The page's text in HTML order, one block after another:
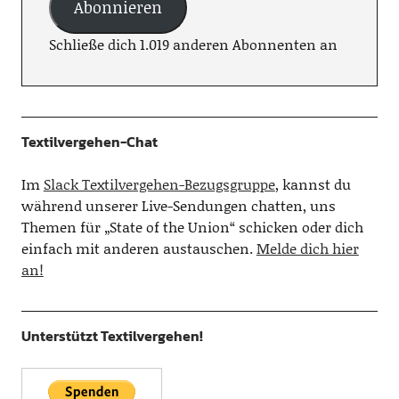
Abonnieren
Schließe dich 1.019 anderen Abonnenten an
Textilvergehen-Chat
Im Slack Textilvergehen-Bezugsgruppe, kannst du
während unserer Live-Sendungen chatten, uns
Themen für „State of the Union“ schicken oder dich
einfach mit anderen austauschen.Melde dich hier
an!
Unterstützt Textilvergehen!